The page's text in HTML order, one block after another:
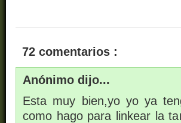
72 comentarios :
Anónimo dijo...
Esta muy bien,yo yo ya
como hago para linkear la